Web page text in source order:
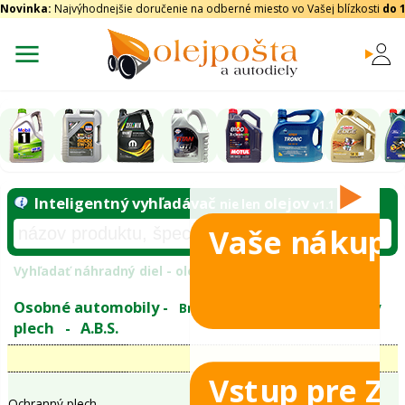
Novinka: Najvýhodnejšie doručenie na odberné miesto vo Vašej blízkosti do
Inteligentný vyhľadávač
Vyhľadať náhradný diel - olejový filter -
Vaše nákupy
Vstup pre